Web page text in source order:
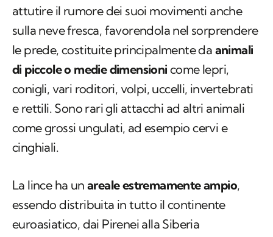
attutire il rumore dei suoi movimenti anche
sulla neve fresca, favorendola nel sorprendere
le prede, costituite principalmente da animali
di piccole o medie dimensioni come lepri,
conigli, vari roditori, volpi, uccelli, invertebrati
e rettili. Sono rari gli attacchi ad altri animali
come grossi ungulati, ad esempio cervi e
cinghiali.
La lince ha un areale estremamente ampio,
essendo distribuita in tutto il continente
euroasiatico, dai Pirenei alla Siberia